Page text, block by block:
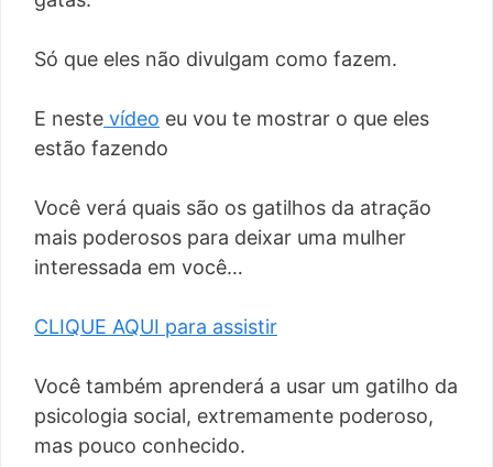
Só que eles não divulgam como fazem.
E neste vídeo eu vou te mostrar o que eles
estão fazendo
Você verá quais são os gatilhos da atração
mais poderosos para deixar uma mulher
interessada em você…
CLIQUE AQUI para assistir
Você também aprenderá a usar um gatilho da
psicologia social, extremamente poderoso,
mas pouco conhecido.